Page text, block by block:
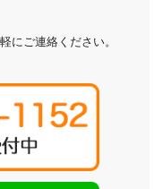
にご連絡ください。